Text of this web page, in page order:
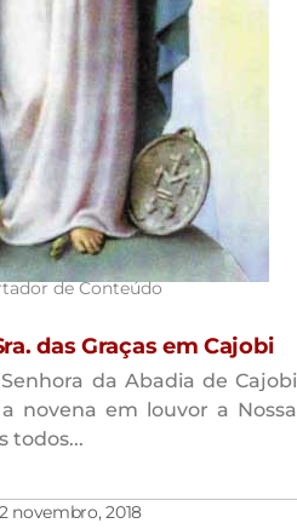
de Conteúdo
das Graças em Cajobi
da Abadia de Cajobi
novena em louvor a Nossa
todos...
novembro, 2018